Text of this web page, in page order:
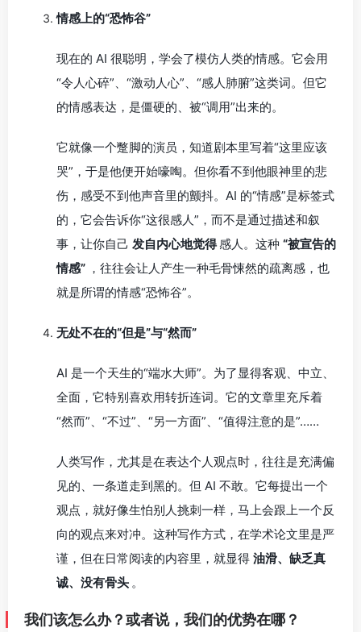
情感上的“恐怖谷”
现在的 AI 很聪明，学会了模仿人类的情感。它会用
“令人心碎”、“激动人心”、“感人肺腑”这类词。但它
的情感表达，是僵硬的、被“调用”出来的。
它就像一个蹩脚的演员，知道剧本里写着“这里应该
哭”，于是他便开始嚎啕。但你看不到他眼神里的悲
伤，感受不到他声音里的颤抖。AI 的“情感”是标签式
的，它会告诉你“这很感人”，而不是通过描述和叙
事，让你自己 发自内心地觉得感人。这种 “被宣告的
情感” ，往往会让人产生一种毛骨悚然的疏离感，也
就是所谓的情感“恐怖谷”。
无处不在的“但是”与“然而”
AI 是一个天生的“端水大师”。为了显得客观、中立、
全面，它特别喜欢用转折连词。它的文章里充斥着
“然而”、“不过”、“另一方面”、“值得注意的是”……
人类写作，尤其是在表达个人观点时，往往是充满偏
见的、一条道走到黑的。但 AI 不敢。它每提出一个
观点，就好像生怕别人挑刺一样，马上会跟上一个反
向的观点来对冲。这种写作方式，在学术论文里是严
谨，但在日常阅读的内容里，就显得 油滑、缺乏真
诚、没有骨头 。
我们该怎么办？或者说，我们的优势在哪？